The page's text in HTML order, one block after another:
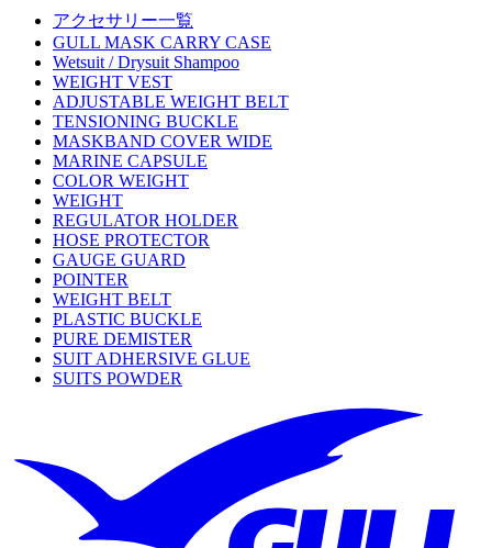
アクセサリー一覧
GULL MASK CARRY CASE
Wetsuit / Drysuit Shampoo
WEIGHT VEST
ADJUSTABLE WEIGHT BELT
TENSIONING BUCKLE
MASKBAND COVER WIDE
MARINE CAPSULE
COLOR WEIGHT
WEIGHT
REGULATOR HOLDER
HOSE PROTECTOR
GAUGE GUARD
POINTER
WEIGHT BELT
PLASTIC BUCKLE
PURE DEMISTER
SUIT ADHERSIVE GLUE
SUITS POWDER